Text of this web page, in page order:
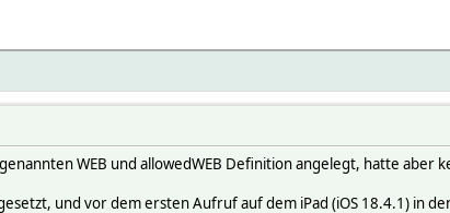
WEB und allowedWEB Definition angelegt, hatte aber
und vor dem ersten Aufruf auf dem iPad (iOS 18.4.1) in